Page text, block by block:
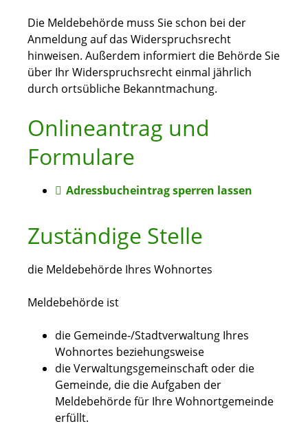
Die Meldebehörde muss Sie schon bei der
Anmeldung auf das Widerspruchsrecht
hinweisen. Außerdem informiert die Behörde Sie
über Ihr Widerspruchsrecht einmal jährlich
durch ortsübliche Bekanntmachung.
Onlineantrag und
Formulare
Adressbucheintrag sperren lassen
Zuständige Stelle
die Meldebehörde Ihres Wohnortes
Meldebehörde ist
die Gemeinde-/Stadtverwaltung Ihres
Wohnortes beziehungsweise
die Verwaltungsgemeinschaft oder die
Gemeinde, die die Aufgaben der
Meldebehörde für Ihre Wohnortgemeinde
erfüllt.